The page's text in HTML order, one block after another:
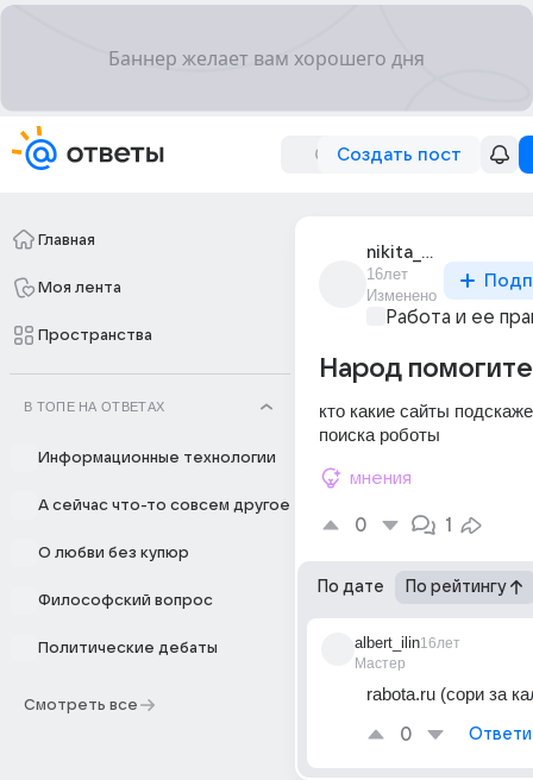
Создать пост
Главная
Моя лента
Пространства
В ТОПЕ НА ОТВЕТАХ
Информационные технологии
А сейчас что-то совсем другое
О любви без купюр
Философский вопрос
Политические дебаты
Смотреть все
nikita_andreev_56
16лет
Изменено
Работа и ее
Народ помогите
кто какие сайты
поиска роботы
мнения
0 1
По дате По рейтингу
albert_ilin
Мастер
16лет
rabota.ru (сори за
0